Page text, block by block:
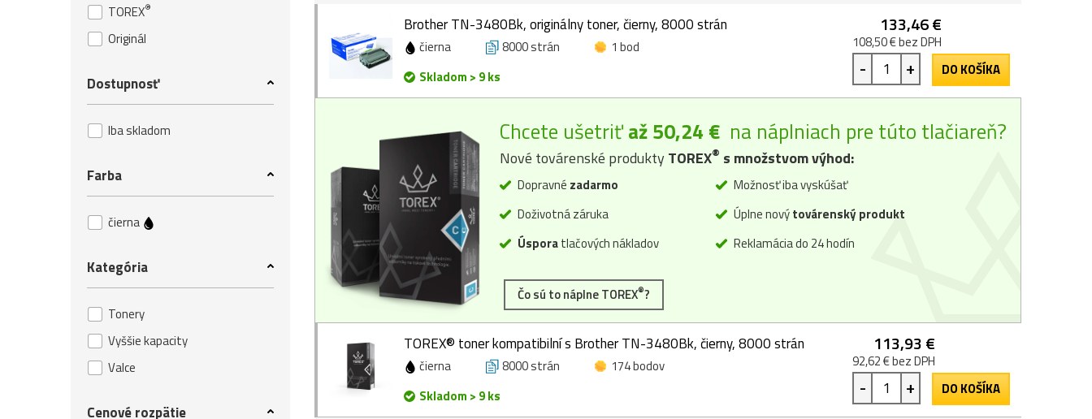
TOREX®
Originál
Dostupnosť
Iba skladom
Farba
čierna
Kategória
Tonery
Vyššie kapacity
Valce
Cenové rozpätie
Brother TN-3480Bk, originálny toner, čierny, 8000 strán
čierna 8000 strán
1 bod
Skladom > 9 ks
133,46 €
108,50 € bez DPH
- + DO KOŠÍKA
Chcete ušetriťaž 50,24 € na náplniach pre túto tlačiareň?
Nové továrenské produktyTOREX® s množstvom výhod:
Dopravné zadarmo
Doživotná záruka
Úsporatlačových nákladov
Možnosť iba vyskúšať
Úplne novýtovárenský produkt
Reklamácia do 24 hodín
Čo sú to náplne TOREX®?
TOREX® toner kompatibilní s Brother TN-3480Bk, čierny, 8000 strán
čierna 8000 strán
174 bodov
Skladom > 9 ks
113,93 €
92,62 € bez DPH
- + DO KOŠÍKA